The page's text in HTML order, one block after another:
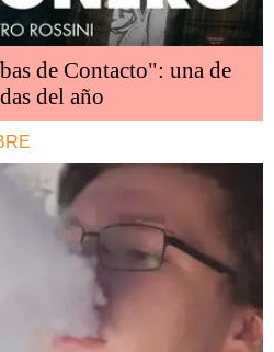
de Contacto": una de
del año